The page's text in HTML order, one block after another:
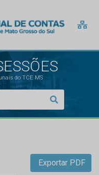
do TCE MS
Exportar PDF